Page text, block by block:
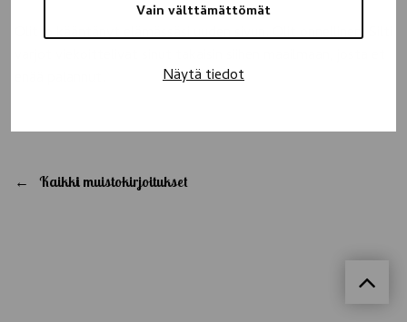
Vain välttämättömät
Näytä tiedot
Olit jo kääntänyt elämässäsi uuden sivun. Olit onnellinen. Silti
Kaikki muistokirjoitukset